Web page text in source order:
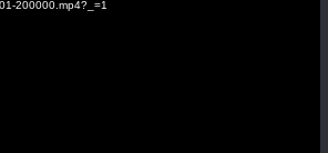
200000.mp4?_=1